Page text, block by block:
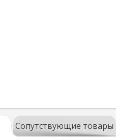
Сопутствующие товары